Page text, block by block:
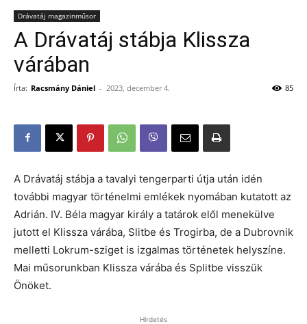
Drávatáj magazinműsor
A Drávatáj stábja Klissza
várában
Írta: Racsmány Dániel - 2023, december 4. 85
A Drávatáj stábja a tavalyi tengerparti útja után idén
további magyar történelmi emlékek nyomában kutatott az
Adrián. IV. Béla magyar király a tatárok elől menekülve
jutott el Klissza várába, Slitbe és Trogirba, de a Dubrovnik
melletti Lokrum-sziget is izgalmas történetek helyszíne.
Mai műsorunkban Klissza várába és Splitbe visszük
Önöket.
Hirdetés